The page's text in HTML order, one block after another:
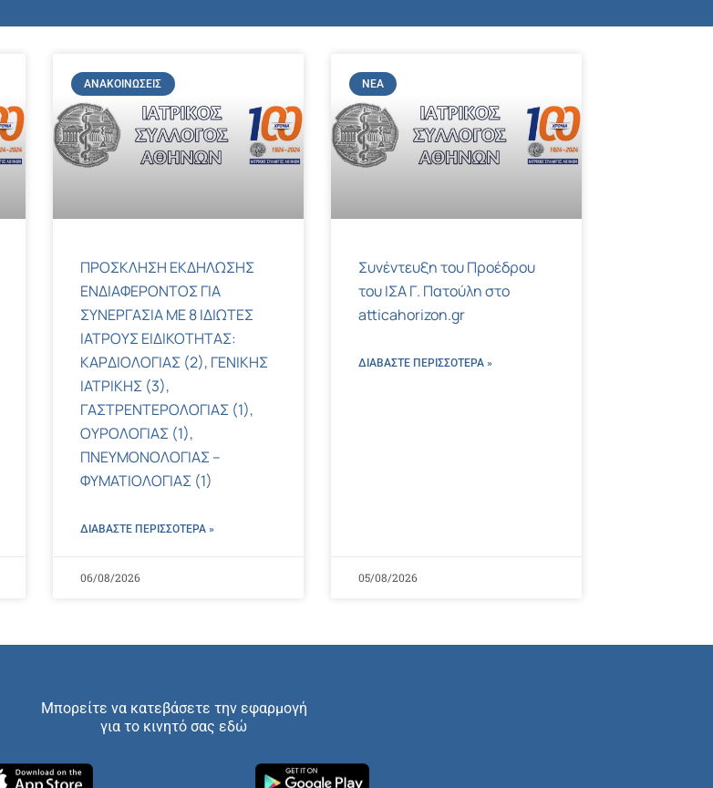
ΑΝΑΚΟΙΝΏΣΕΙΣ
ΠΡΟΣΚΛΗΣΗ ΕΚΔΗΛΩΣΗΣ
ΕΝΔΙΑΦΕΡΟΝΤΟΣ ΓΙΑ
ΣΥΝΕΡΓΑΣΙΑ ΜΕ 8 ΙΔΙΩΤΕΣ
ΙΑΤΡΟΥΣ ΕΙΔΙΚΟΤΗΤΑΣ:
ΚΑΡΔΙΟΛΟΓΙΑΣ (2), ΓΕΝΙΚΗΣ
ΙΑΤΡΙΚΗΣ (3),
ΓΑΣΤΡΕΝΤΕΡΟΛΟΓΙΑΣ (1),
ΟΥΡΟΛΟΓΙΑΣ (1),
ΠΝΕΥΜΟΝΟΛΟΓΙΑΣ –
ΦΥΜΑΤΙΟΛΟΓΙΑΣ (1)
ΔΙΑΒΑΣΤΕ ΠΕΡΙΣΣΌΤΕΡΑ »
06/08/2026
ΝΈΑ
Συνέντευξη του Προέδρου
του ΙΣΑ Γ. Πατούλη στο
atticahorizon.gr
ΔΙΑΒΑΣΤΕ ΠΕΡΙΣΣΌΤΕΡΑ »
05/08/2026
Μπορείτε να κατεβάσετε την εφαρμογή
για το κινητό σας εδώ